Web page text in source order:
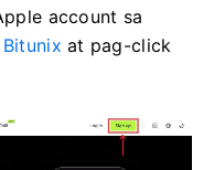
account sa
Bitunix at pag-click